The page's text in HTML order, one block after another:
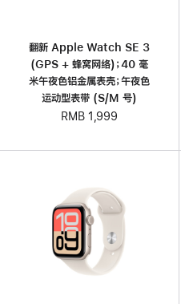
翻新 Apple Watch SE 3
(GPS + 蜂窝网络)；40 毫
米午夜色铝金属表壳；午夜色
运动型表带 (S/M 号)
RMB 1,999